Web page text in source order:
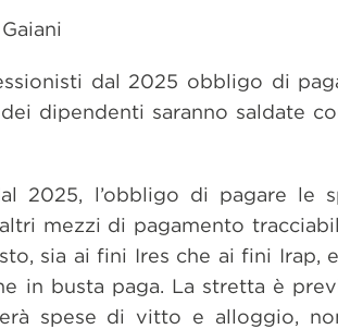
dal 2025 obbligo di
dipendenti saranno saldate
2025, l’obbligo di pagare le
mezzi di pagamento
sia ai fini Ires che ai fini Irap,
in busta paga. La stretta è
spese di vitto e alloggio,